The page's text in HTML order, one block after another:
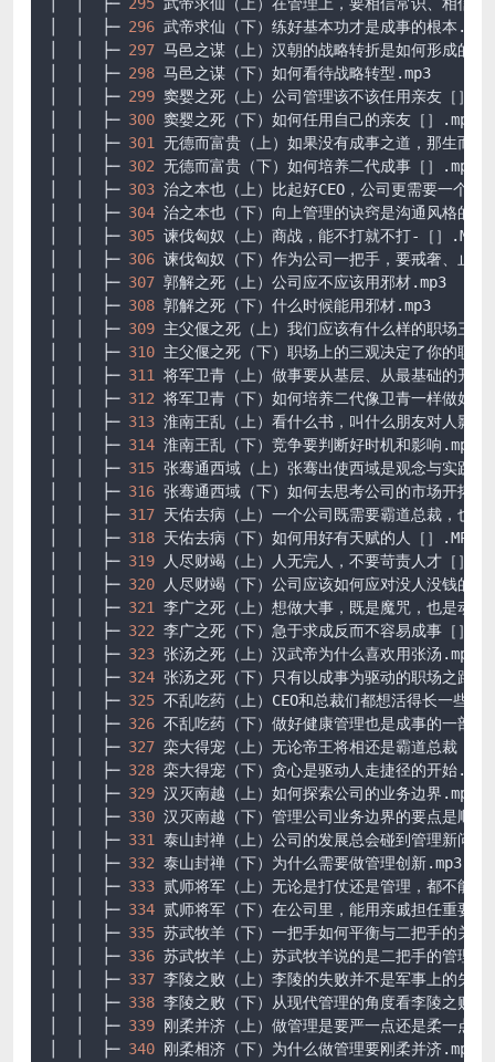
│  │  ├─ 296 武帝求仙（下）练好基本功才是成事的根本.MP3
│  │  ├─ 297 马邑之谋（上）汉朝的战略转折是如何形成的
│  │  ├─ 298 马邑之谋（下）如何看待战略转型.mp3
│  │  ├─ 299 窦婴之死（上）公司管理该不该任用亲友［］
│  │  ├─ 300 窦婴之死（下）如何任用自己的亲友［］.mp3
│  │  ├─ 301
无德而富贵（上）如果没有成事之道，那生而富
│  │  ├─ 302 无德而富贵（下）如何培养二代成事［］.mp3
│  │  ├─ 303 治之本也（上）比起好CEO，公司更需要一个好
│  │  ├─ 304 治之本也（下）向上管理的诀窍是沟通风格的多
│  │  ├─ 305 谏伐匈奴（上）商战，能不打就不打-［］.MP3
│  │  ├─ 306 谏伐匈奴（下）作为公司一把手，要戒奢、止战
│  │  ├─ 307 郭解之死（上）公司应不应该用邪材.mp3
│  │  ├─ 308 郭解之死（下）什么时候能用邪材.mp3
│  │  ├─ 309 主父偃之死（上）我们应该有什么样的职场三观
│  │  ├─ 310 主父偃之死（下）职场上的三观决定了你的职场
│  │  ├─ 311
将军卫青（上）做事要从基层、从最基础的开始
│  │  ├─ 312 将军卫青（下）如何培养二代像卫青一样做好“
│  │  ├─ 313 淮南王乱（上）看什么书，叫什么朋友对人影响
│  │  ├─ 314 淮南王乱（下）竞争要判断好时机和影响.mp3
│  │  ├─ 315 张骞通西域（上）张骞出使西域是观念与实践的
│  │  ├─ 316 张骞通西域（下）如何去思考公司的市场开拓［
│  │  ├─ 317 天佑去病（上）一个公司既需要霸道总裁，也
│  │  ├─ 318 天佑去病（下）如何用好有天赋的人［］.MP3
│  │  ├─ 319 人尽财竭（上）人无完人，不要苛责人才［］
│  │  ├─ 320 人尽财竭（下）公司应该如何应对没人没钱的情
│  │  ├─ 321
李广之死（上）想做大事，既是魔咒，也是动力
│  │  ├─ 322 李广之死（下）急于求成反而不容易成事［］
│  │  ├─ 323 张汤之死（上）汉武帝为什么喜欢用张汤.mp3
│  │  ├─ 324 张汤之死（下）只有以成事为驱动的职场之路才
│  │  ├─ 325 不乱吃药（上）CEO和总裁们都想活得长一些
│  │  ├─ 326 不乱吃药（下）做好健康管理也是成事的一部分
│  │  ├─ 327 栾大得宠（上）无论帝王将相还是霸道总裁，总
│  │  ├─ 328 栾大得宠（下）贪心是驱动人走捷径的开始.mp3
│  │  ├─ 329 汉灭南越（上）如何探索公司的业务边界.mp3
│  │  ├─ 330 汉灭南越（下）管理公司业务边界的要点是顺势
│  │  ├─ 331
泰山封禅（上）公司的发展总会碰到管理新问题
│  │  ├─ 332 泰山封禅（下）为什么需要做管理创新.mp3
│  │  ├─ 333 贰师将军（上）无论是打仗还是管理，都不能轻
│  │  ├─ 334 贰师将军（下）在公司里，能用亲戚担任重要职
│  │  ├─ 335 苏武牧羊（下）一把手如何平衡与二把手的关系
│  │  ├─ 336 苏武牧羊（上）苏武牧羊说的是二把手的管理问
│  │  ├─ 337 李陵之败（上）李陵的失败并不是军事上的失败
│  │  ├─ 338 李陵之败（下）从现代管理的角度看李陵之败
│  │  ├─ 339 刚柔并济（上）做管理是要严一点还是柔一点
│  │  ├─ 340 刚柔相济（下）为什么做管理要刚柔并济.mp3